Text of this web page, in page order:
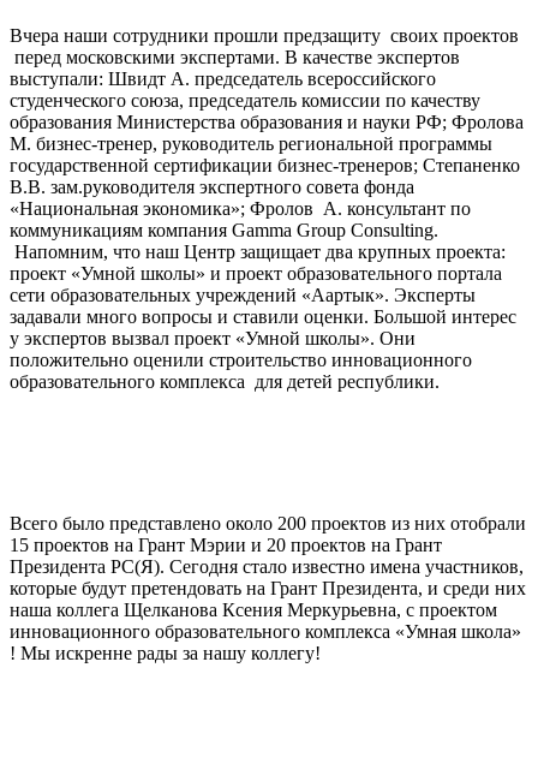
Вчера наши сотрудники прошли предзащиту своих проектов
перед московскими экспертами. В качестве экспертов
выступали: Швидт А. председатель всероссийского
студенческого союза, председатель комиссии по качеству
образования Министерства образования и науки РФ; Фролова
М. бизнес-тренер, руководитель региональной программы
государственной сертификации бизнес-тренеров; Степаненко
В.В. зам.руководителя экспертного совета фонда
«Национальная экономика»; Фролов А. консультант по
коммуникациям компания Gamma Group Consulting.
Напомним, что наш Центр защищает два крупных проекта:
проект «Умной школы» и проект образовательного портала
сети образовательных учреждений «Аартык». Эксперты
задавали много вопросы и ставили оценки. Большой интерес
у экспертов вызвал проект «Умной школы». Они
положительно оценили строительство инновационного
образовательного комплекса для детей республики.
Всего было представлено около 200 проектов из них отобрали
15 проектов на Грант Мэрии и 20 проектов на Грант
Президента РС(Я). Сегодня стало известно имена участников,
которые будут претендовать на Грант Президента, и среди них
наша коллега Щелканова Ксения Меркурьевна, с проектом
инновационного образовательного комплекса «Умная школа»
! Мы искренне рады за нашу коллегу!